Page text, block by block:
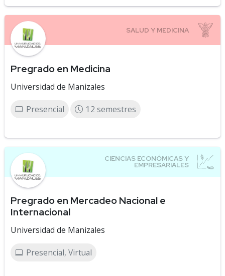
Pregrado en Medicina
Universidad de Manizales
Presencial 12 semestres
Pregrado en Mercadeo Nacional e
Internacional
Universidad de Manizales
Presencial, Virtual